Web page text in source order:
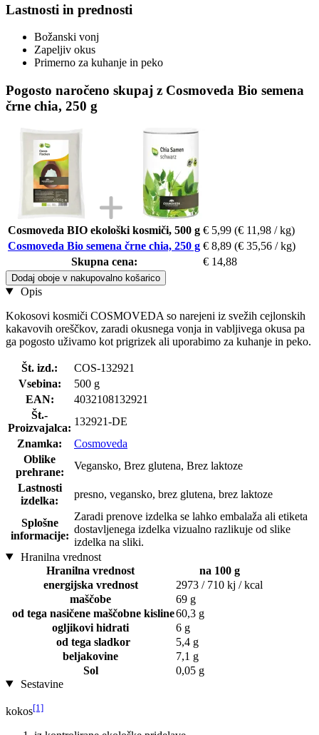
Lastnosti in prednosti
Božanski vonj
Zapeljiv okus
Primerno za kuhanje in peko
Pogosto naročeno skupaj z Cosmoveda Bio semena
črne chia, 250 g
Cosmoveda BIO ekološki kosmiči, 500 g € 5,99 (€ 11,98 / kg)
Cosmoveda Bio semena črne chia, 250 g € 8,89 (€ 35,56 / kg)
Skupna cena:
€ 14,88
Dodaj oboje v nakupovalno košarico
Opis
Kokosovi kosmiči COSMOVEDA so narejeni iz svežih cejlonskih
kakavovih oreščkov, zaradi okusnega vonja in vabljivega okusa pa
ga pogosto uživamo kot prigrizek ali uporabimo za kuhanje in peko.
Št. izd.:
COS-132921
Vsebina:
500 g
EAN:
4032108132921
Št.-
Proizvajalca:
132921-DE
Znamka:
Cosmoveda
Oblike
prehrane:
Vegansko, Brez glutena, Brez laktoze
Lastnosti
izdelka:
presno, vegansko, brez glutena, brez laktoze
Splošne
informacije:
Zaradi prenove izdelka se lahko embalaža ali etiketa
dostavljenega izdelka vizualno razlikuje od slike
izdelka na sliki.
Hranilna vrednost
Hranilna vrednost
na 100 g
energijska vrednost
2973 / 710 kj / kcal
maščobe
69 g
od tega nasičene maščobne kisline60,3 g
ogljikovi hidrati
6 g
od tega sladkor
5,4 g
beljakovine
7,1 g
Sol
0,05 g
Sestavine
kokos[1]